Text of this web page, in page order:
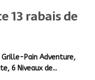
13 rabais de
Pain Adventure,
6 Niveaux de...